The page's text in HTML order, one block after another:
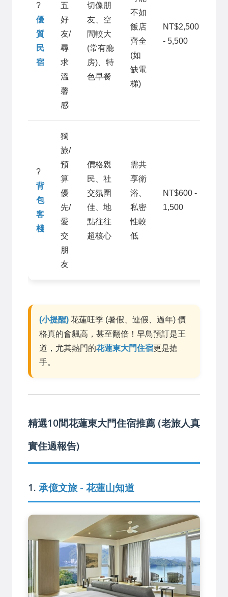
?
優
質
民
宿
五
好
友/
尋
求
溫
馨
感
切像朋
友、空
間較大
(常有廳
房)、特
色早餐
不如
飯店
齊全
(如
缺電
梯)
NT$2,500
- 5,500
?
背
包
客
棧
獨
旅/
預
算
優
先/
愛
交
朋
友
價格親
民、社
交氛圍
佳、地
點往往
超核心
需共
享衛
浴、
私密
性較
低
NT$600 -
1,500
(小提醒) 花蓮旺季 (暑假、連假、過年) 價
格真的會飆高，甚至翻倍！早鳥預訂是王
道，尤其熱門的花蓮東大門住宿更是搶
手。
精選10間花蓮東大門住宿推薦 (老旅人真
實住過報告)
1. 承億文旅 - 花蓮山知道